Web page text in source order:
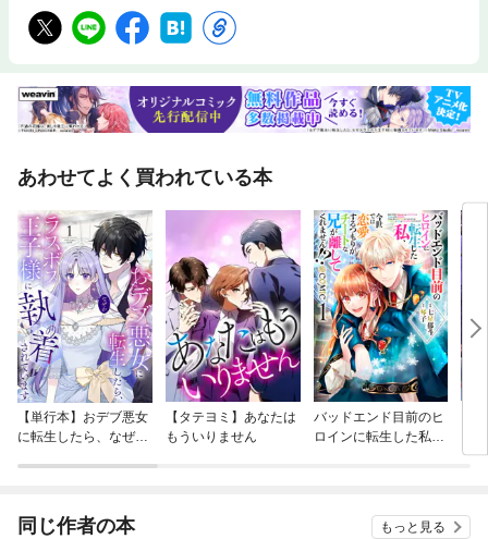
あわせてよく買われている本
【単行本】おデブ悪女
に転生したら、なぜか
【タテヨミ】あなたは
もういりません
バッドエンド目前のヒ
ロインに転生した私、
同じ作者の本 もっと見る